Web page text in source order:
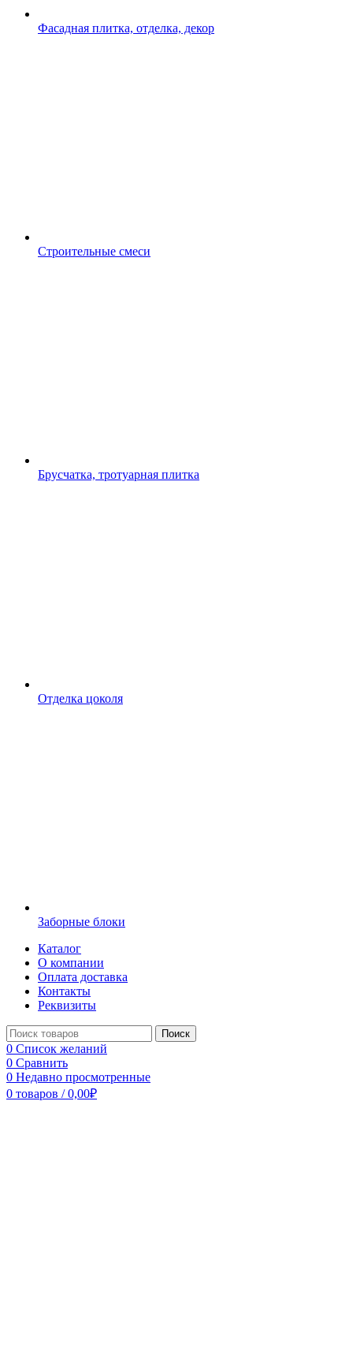
Фасадная плитка, отделка, декор
Строительные смеси
Брусчатка, тротуарная плитка
Отделка цоколя
Заборные блоки
Каталог
О компании
Оплата доставка
Контакты
Реквизиты
Поиск
0 Список желаний
0 Сравнить
0 Недавно просмотренные
0 товаров / 0,00₽